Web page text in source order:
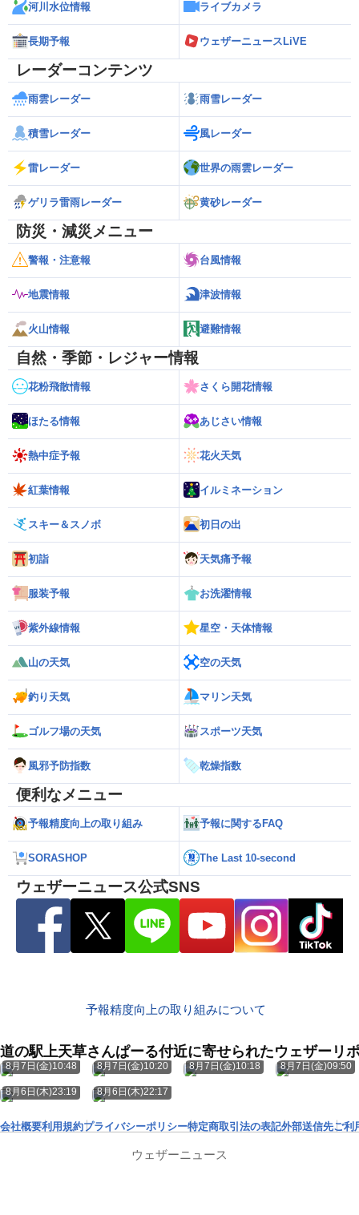
河川水位情報 ライブカメラ
長期予報 ウェザーニュースLiVE
レーダーコンテンツ
雨雲レーダー 雨雪レーダー
積雪レーダー 風レーダー
雷レーダー 世界の雨雲レーダー
ゲリラ雷雨レーダー 黄砂レーダー
防災・減災メニュー
警報・注意報 台風情報
地震情報 津波情報
火山情報 避難情報
自然・季節・レジャー情報
花粉飛散情報 さくら開花情報
ほたる情報 あじさい情報
熱中症予報 花火天気
紅葉情報 イルミネーション
スキー＆スノボ 初日の出
初詣 天気痛予報
服装予報 お洗濯情報
紫外線情報 星空・天体情報
山の天気 空の天気
釣り天気 マリン天気
ゴルフ場の天気 スポーツ天気
風邪予防指数 乾燥指数
便利なメニュー
予報精度向上の取り組み 予報に関するFAQ
SORASHOP The Last 10-second
ウェザーニュース公式SNS
予報精度向上の取り組みについて
道の駅上天草さんぱーる付近に寄せられたウェザーリ
8月7日(金)10:48 8月7日(金)10:20 8月7日(金)10:18 8月7日(金)09:50
8月6日(木)23:19 8月6日(木)22:17
会社概要利用規約プライバシーポリシー特定商取引法の表記外部送信先ご利
ウェザーニュース